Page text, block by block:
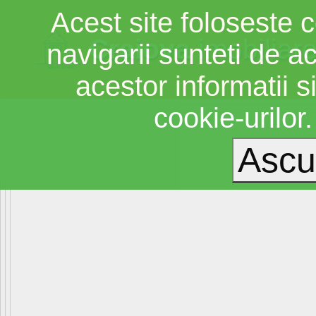
Craiova
Acest site foloseste
navigarii sunteti de
acestor informatii
cookie-